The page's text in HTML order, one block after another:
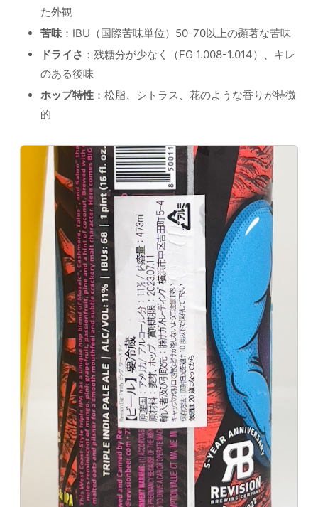
た外観
苦味：IBU（国際苦味単位）50-70以上の顕著な苦味
ドライさ ：残糖分が少なく（FG 1.008-1.014）、キレ
のある後味
ホップ特性 ：松脂、シトラス、花のような香りが特徴
的